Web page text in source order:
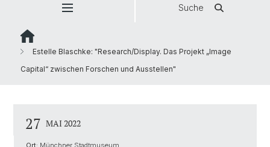
Suche
Estelle Blaschke: "Research/Display. Das Projekt „Image
Capital“ zwischen Forschen und Ausstellen"
27 MAI 2022
Ort: Münchner Stadtmuseum